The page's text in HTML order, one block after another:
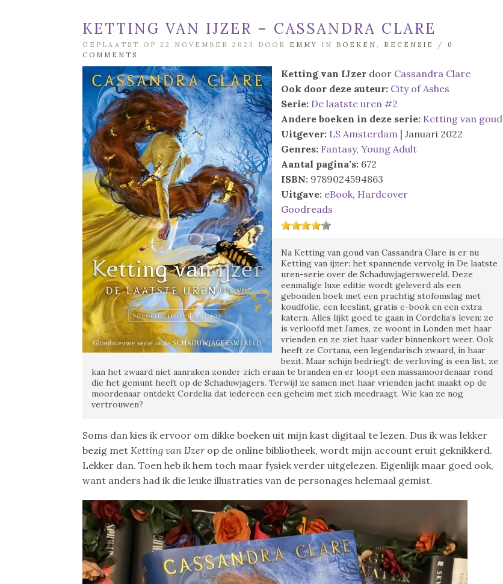
KETTING VAN IJZER – CASSANDRA CLARE
GEPLAATST OP 22 NOVEMBER 2023 DOOR EMMY IN BOEKEN , RECENSIE / 0
COMMENTS
Ketting van IJzer door Cassandra Clare
Ook door deze auteur: City of Ashes
Serie: De laatste uren #2
Andere boeken in deze serie: Ketting van goud
Uitgever: LS Amsterdam | Januari 2022
Genres: Fantasy, Young Adult
Aantal pagina's: 672
ISBN: 9789024594863
Uitgave: eBook, Hardcover
Goodreads
Na Ketting van goud van Cassandra Clare is er nu
Ketting van ijzer: het spannende vervolg in De laatste
uren-serie over de Schaduwjagerswereld. Deze
eenmalige luxe editie wordt geleverd als een
gebonden boek met een prachtig stofomslag met
koudfolie, een leeslint, gratis e-book en een extra
katern. Alles lijkt goed te gaan in Cordelia’s leven: ze
is verloofd met James, ze woont in Londen met haar
vrienden en ze ziet haar vader binnenkort weer. Ook
heeft ze Cortana, een legendarisch zwaard, in haar
bezit. Maar schijn bedriegt: de verloving is een list, ze
kan het zwaard niet aanraken zonder zich eraan te branden en er loopt een massamoordenaar rond
die het gemunt heeft op de Schaduwjagers. Terwijl ze samen met haar vrienden jacht maakt op de
moordenaar ontdekt Cordelia dat iedereen een geheim met zich meedraagt. Wie kan ze nog
vertrouwen?
Soms dan kies ik ervoor om dikke boeken uit mijn kast digitaal te lezen. Dus ik was lekker
bezig met Ketting van IJzer op de online bibliotheek, wordt mijn account eruit geknikkerd.
Lekker dan. Toen heb ik hem toch maar fysiek verder uitgelezen. Eigenlijk maar goed ook,
want anders had ik die leuke illustraties van de personages helemaal gemist.